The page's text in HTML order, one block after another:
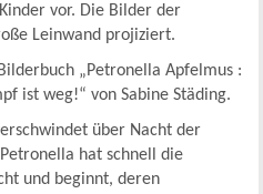
vor. Die Bilder der
Leinwand projiziert.
„Petronella Apfelmus :
ist weg!“ von Sabine Städing.
über Nacht der
hat schnell die
und beginnt, deren